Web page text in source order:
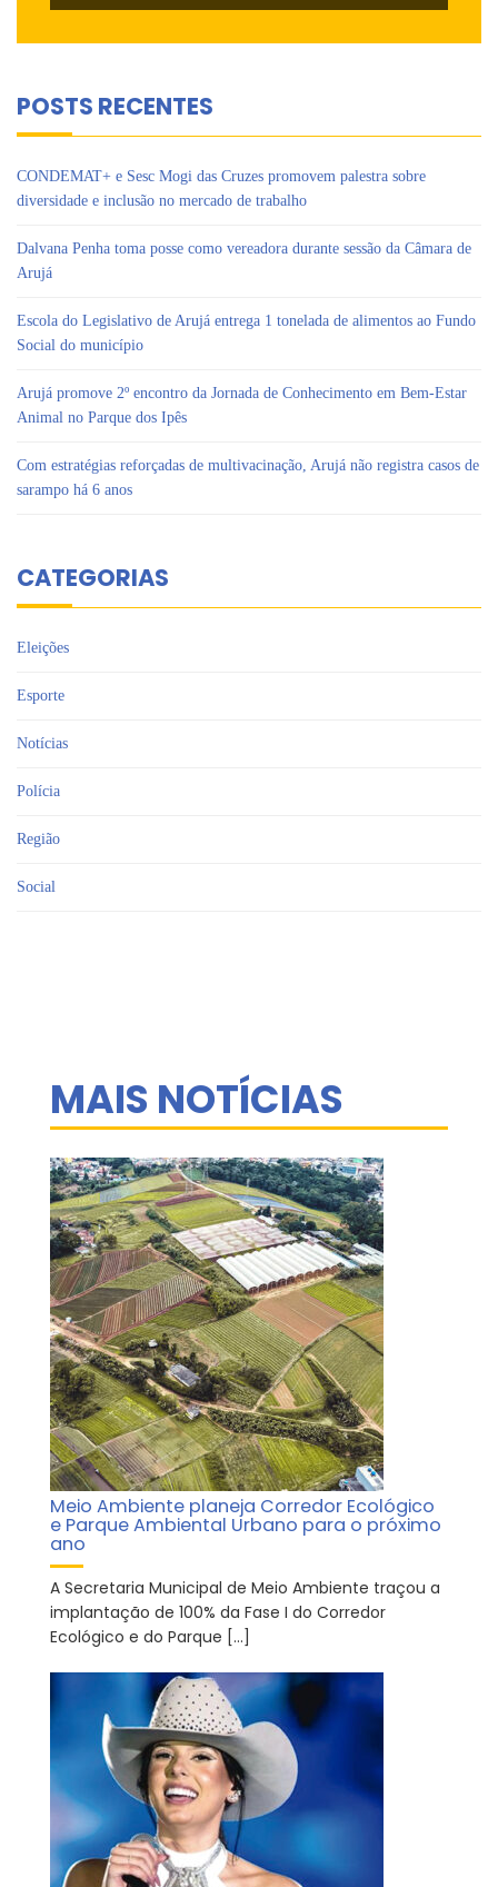
POSTS RECENTES
CONDEMAT+ e Sesc Mogi das Cruzes promovem palestra sobre
diversidade e inclusão no mercado de trabalho
Dalvana Penha toma posse como vereadora durante sessão da Câmara de
Arujá
Escola do Legislativo de Arujá entrega 1 tonelada de alimentos ao Fundo
Social do município
Arujá promove 2º encontro da Jornada de Conhecimento em Bem-Estar
Animal no Parque dos Ipês
Com estratégias reforçadas de multivacinação, Arujá não registra casos de
sarampo há 6 anos
CATEGORIAS
Eleições
Esporte
Notícias
Polícia
Região
Social
MAIS NOTÍCIAS
Meio Ambiente planeja Corredor Ecológico
e Parque Ambiental Urbano para o próximo
ano
A Secretaria Municipal de Meio Ambiente traçou a
implantação de 100% da Fase I do Corredor
Ecológico e do Parque […]